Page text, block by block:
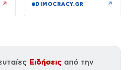
↗ DIMOCRACY.GR ↗
Ειδήσεις από την